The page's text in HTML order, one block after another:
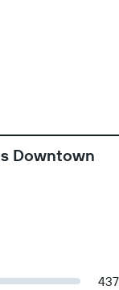
Downtown
437